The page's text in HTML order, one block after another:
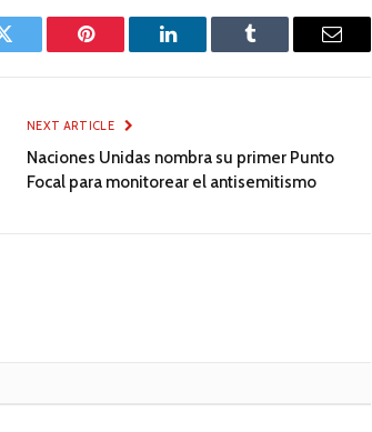
Twitter Pinterest LinkedIn Tumblr Email
NEXT ARTICLE
Naciones Unidas nombra su primer Punto
Focal para monitorear el antisemitismo